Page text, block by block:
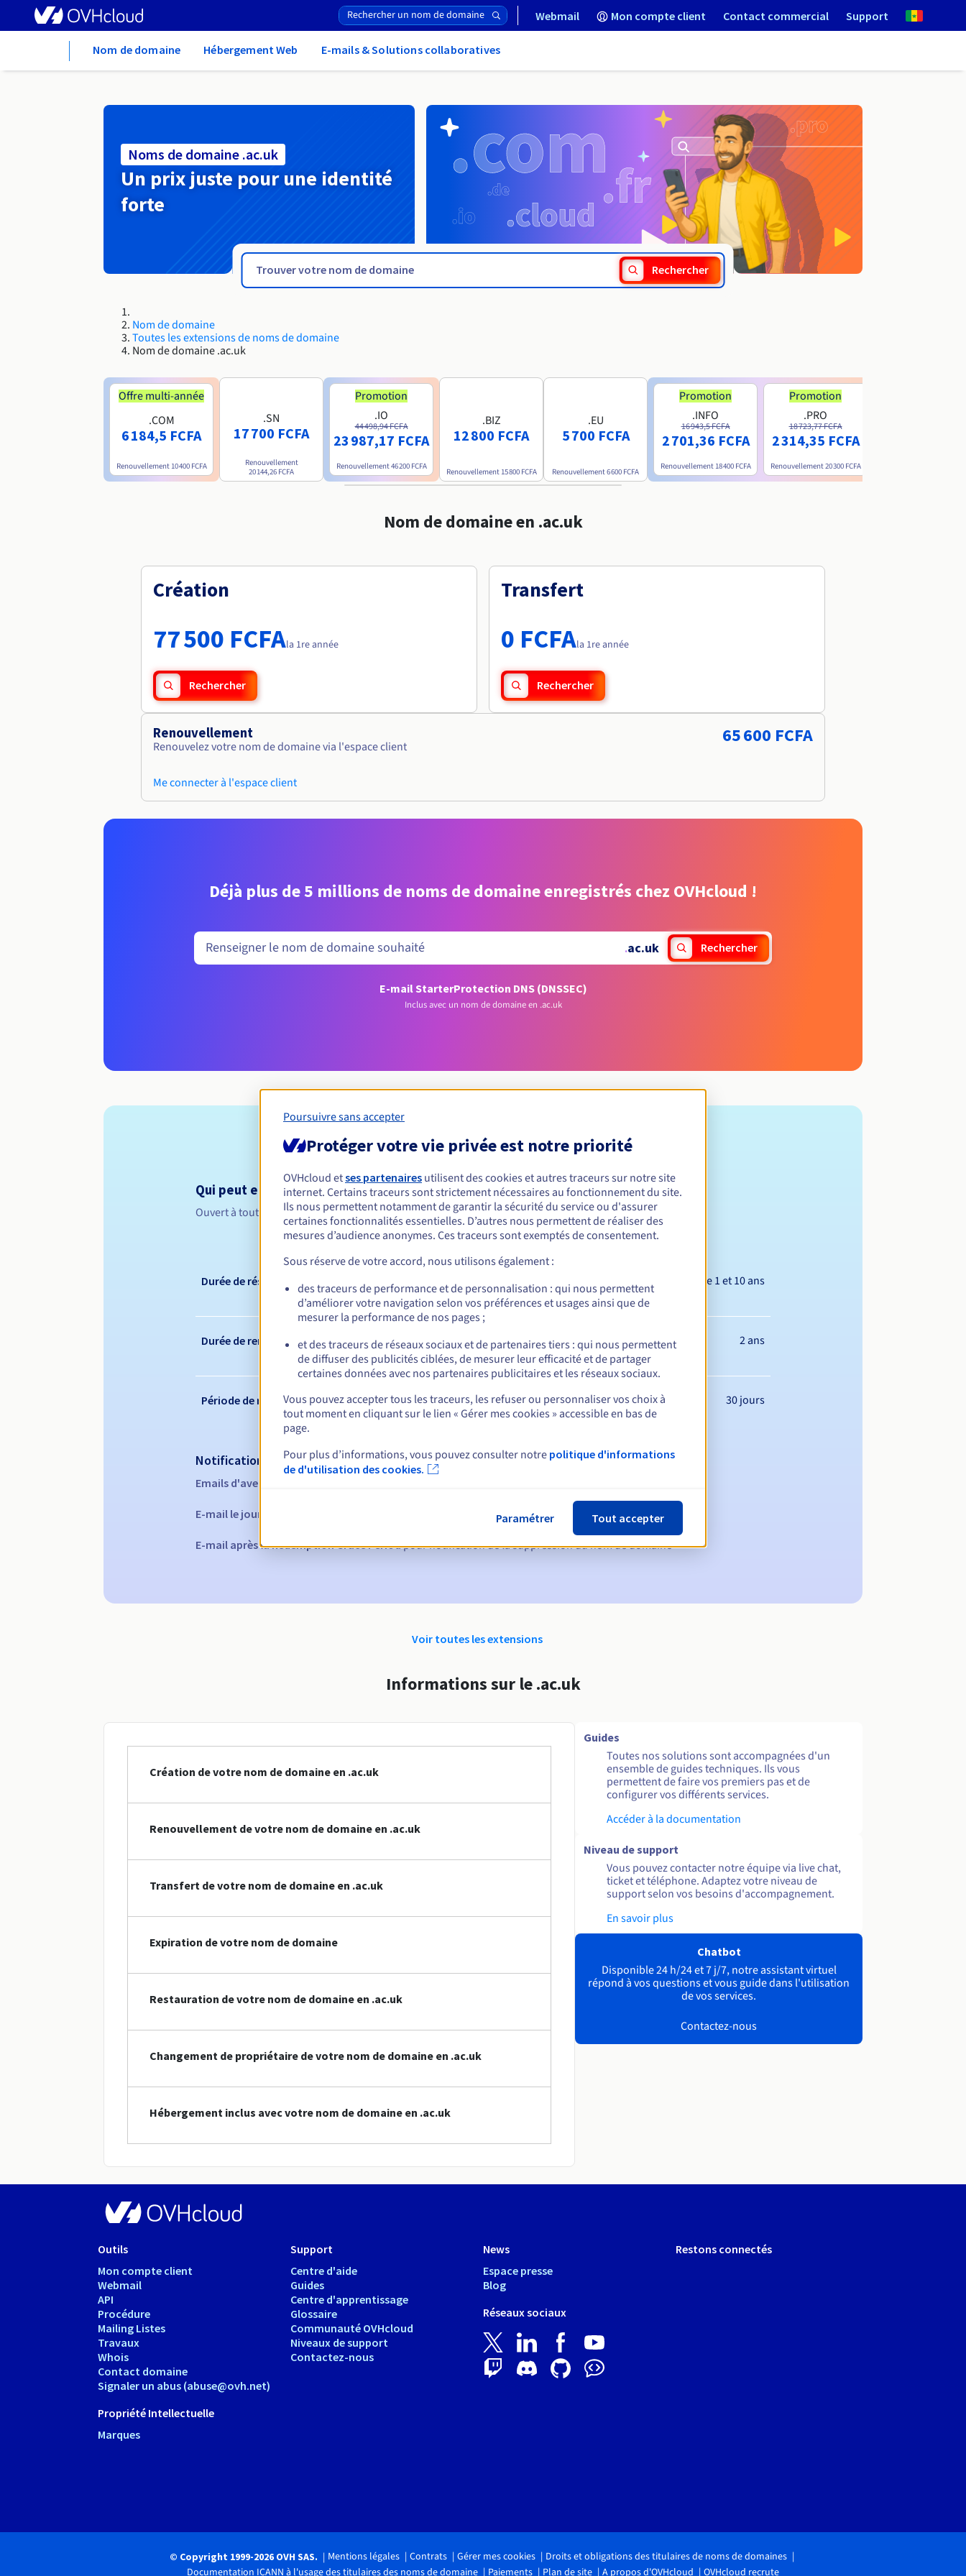
Webmail Mon compte client Contact commercial Support
Nom de domaine Hébergement Web E-mails & Solutions collaboratives
Noms de domaine .ac.uk
Un prix juste pour une identité
forte
Rechercher
Nom de domaine
Toutes les extensions de noms de domaine
Nom de domaine .ac.uk
Offre multi-année
.COM
6 184,5 FCFA
Renouvellement 10 400 FCFA
.SN
17 700 FCFA
Renouvellement
20 144,26 FCFA
Promotion
.IO
44 498,94 FCFA
23 987,17 FCFA
Renouvellement46 200 FCFA
.BIZ
12 800 FCFA
Renouvellement 15 800 FCFA
.EU
5 700 FCFA
Renouvellement6 600 FCFA
Promotion
.INFO
16 943,5 FCFA
2 701,36 FCFA
Renouvellement 18 400 FCFA
Promotion
.PRO
18 723,77 FCFA
2 314,35 FCFA
Renouvellement20 300 FCFA
Nom de domaine en .ac.uk
Création
77 500 FCFAla 1re année
Rechercher
Transfert
0 FCFAla 1re année
Rechercher
Renouvellement
Renouvelez votre nom de domaine via l'espace client
Me connecter à l'espace client
65 600 FCFA
Déjà plus de 5 millions de noms de domaine enregistrés chez OVHcloud !
.ac.uk Rechercher
E-mail StarterProtection DNS (DNSSEC)
Inclus avec un nom de domaine en .ac.uk
Conditions d'éligibilité
Qui peut enregistrer un .ac.uk ?
Ouvert à toutes les personnes physiques ou morales, sans restriction géographique.
Règles de gestion et notifications
Durée de réservation Entre 1 et 10 ans
Durée de renouvellement 2 ans
Période de rédemption 30 jours
Notifications automatiques :
Emails d'avertissement :
E-mail le jour de l'expiration pour notification de la suspension du nom de domaine
E-mail après la Redemption Grace Periodpour notification de la suppression du nom de domaine
Voir toutes les extensions
Informations sur le .ac.uk
Création de votre nom de domaine en .ac.uk
Renouvellement de votre nom de domaine en .ac.uk
Transfert de votre nom de domaine en .ac.uk
Expiration de votre nom de domaine
Restauration de votre nom de domaine en .ac.uk
Changement de propriétaire de votre nom de domaine en .ac.uk
Hébergement inclus avec votre nom de domaine en .ac.uk
Guides
Toutes nos solutions sont accompagnées d'un
ensemble de guides techniques. Ils vous
permettent de faire vos premiers pas et de
configurer vos différents services.
Accéder à la documentation
Niveau de support
Vous pouvez contacter notre équipe via live chat,
ticket et téléphone. Adaptez votre niveau de
support selon vos besoins d'accompagnement.
En savoir plus
Chatbot
Disponible 24 h/24 et 7 j/7, notre assistant virtuel
répond à vos questions et vous guide dans l'utilisation
de vos services.
Contactez-nous
Outils
Mon compte client
Webmail
API
Procédure
Mailing Listes
Travaux
Whois
Contact domaine
Signaler un abus (abuse@ovh.net)
Propriété Intellectuelle
Marques
Support
Centre d'aide
Guides
Centre d'apprentissage
Glossaire
Communauté OVHcloud
Niveaux de support
Contactez-nous
News
Espace presse
Blog
Réseaux sociaux
Restons connectés
© Copyright 1999-2026 OVH SAS. Mentions légales Contrats Gérer mes cookies
Droits et obligations des titulaires de noms de domaines
Documentation ICANN à l'usage des titulaires des noms de domaine
Paiements Plan de site A propos d'OVHcloud OVHcloud recrute
Poursuivre sans accepter
Protéger votre vie privée est notre priorité
OVHcloud etses partenaires utilisent des cookies et autres traceurs sur notre site
internet. Certains traceurs sont strictement nécessaires au fonctionnement du site.
Ils nous permettent notamment de garantir la sécurité du service ou d'assurer
certaines fonctionnalités essentielles. D’autres nous permettent de réaliser des
mesures d’audience anonymes. Ces traceurs sont exemptés de consentement.
Sous réserve de votre accord, nous utilisons également :
des traceurs de performance et de personnalisation : qui nous permettent
d’améliorer votre navigation selon vos préférences et usages ainsi que de
mesurer la performance de nos pages ;
et des traceurs de réseaux sociaux et de partenaires tiers : qui nous permettent
de diffuser des publicités ciblées, de mesurer leur efficacité et de partager
certaines données avec nos partenaires publicitaires et les réseaux sociaux.
Vous pouvez accepter tous les traceurs, les refuser ou personnaliser vos choix à
tout moment en cliquant sur le lien « Gérer mes cookies » accessible en bas de
page.
Pour plus d’informations, vous pouvez consulter notre politique d'informations
de d'utilisation des cookies.
Paramétrer Tout accepter